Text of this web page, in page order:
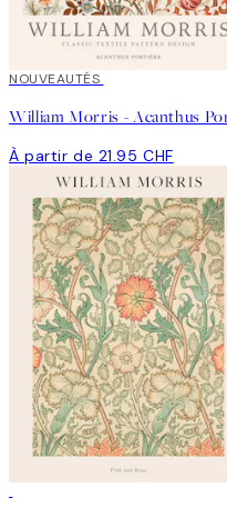
NOUVEAUTÉS
À partir de 21.95 CHF